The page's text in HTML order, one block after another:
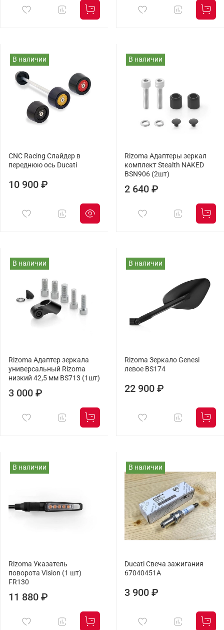
В наличии
CNC Racing Слайдер в
переднюю ось Ducati
10 900 ₽
В наличии
Rizoma Адаптеры зеркал
комплект Stealth NAKED
BSN906 (2шт)
2 640 ₽
В наличии
Rizoma Адаптер зеркала
универсальный Rizoma
низкий 42,5 мм BS713 (1шт)
3 000 ₽
В наличии
Rizoma Зеркало Genesi
левое BS174
22 900 ₽
В наличии
Rizoma Указатель
поворота Vision (1 шт)
FR130
11 880 ₽
В наличии
Ducati Свеча зажигания
67040451A
3 900 ₽